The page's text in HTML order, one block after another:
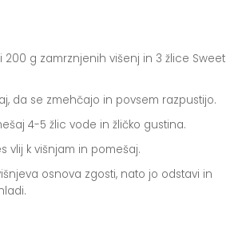
200 g zamrznjenih višenj in 3 žlice Sweet
da se zmehčajo in povsem razpustijo.
4-5 žlic vode in žličko gustina.
vlij k višnjam in pomešaj.
osnova zgosti, nato jo odstavi in